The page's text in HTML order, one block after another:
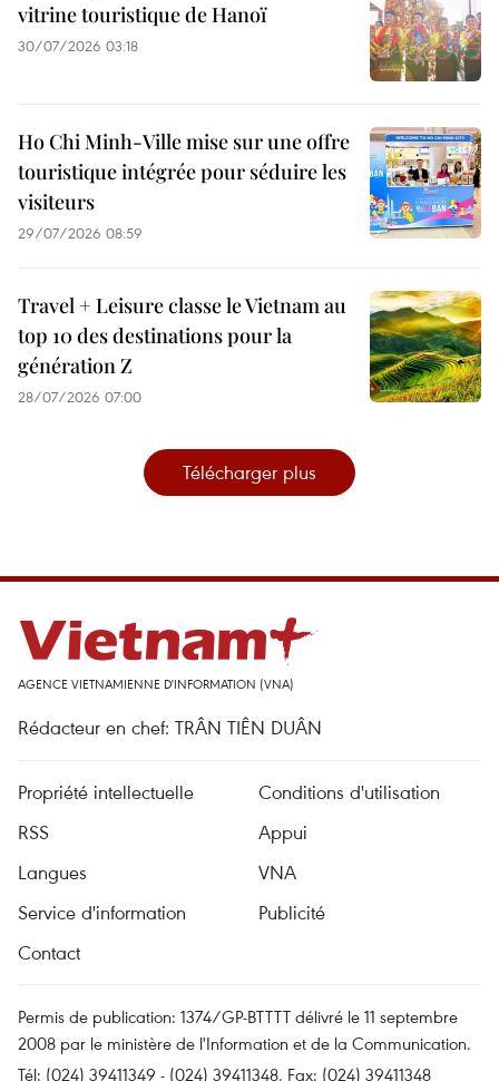
vitrine touristique de Hanoï
30/07/2026 03:18
Ho Chi Minh-Ville mise sur une offre
touristique intégrée pour séduire les
visiteurs
29/07/2026 08:59
Travel + Leisure classe le Vietnam au
top 10 des destinations pour la
génération Z
28/07/2026 07:00
Télécharger plus
AGENCE VIETNAMIENNE D'INFORMATION (VNA)
Rédacteur en chef: TRÂN TIÊN DUÂN
Propriété intellectuelle
Conditions d'utilisation
RSS
Appui
Langues
VNA
Service d'information
Publicité
Contact
Permis de publication: 1374/GP-BTTTT délivré le 11 septembre
2008 par le ministère de l'Information et de la Communication.
Tél: (024) 39411349 - (024) 39411348, Fax: (024) 39411348